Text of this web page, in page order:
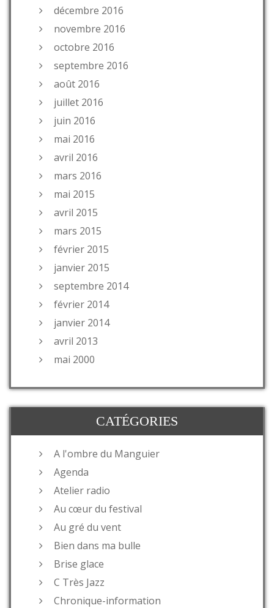
décembre 2016
novembre 2016
octobre 2016
septembre 2016
août 2016
juillet 2016
juin 2016
mai 2016
avril 2016
mars 2016
mai 2015
avril 2015
mars 2015
février 2015
janvier 2015
septembre 2014
février 2014
janvier 2014
avril 2013
mai 2000
CATÉGORIES
A l'ombre du Manguier
Agenda
Atelier radio
Au cœur du festival
Au gré du vent
Bien dans ma bulle
Brise glace
C Très Jazz
Chronique-information